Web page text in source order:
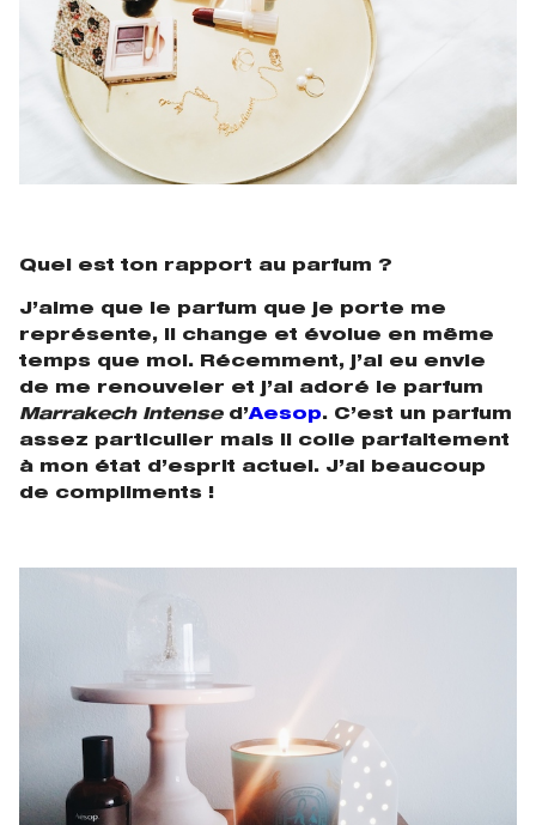
Quel est ton rapport au parfum ?
J’aime que le parfum que je porte me
représente, il change et évolue en même
temps que moi. Récemment, j’ai eu envie
de me renouveler et j’ai adoré le parfum
Marrakech Intense d’Aesop. C’est un parfum
assez particulier mais il colle parfaitement
à mon état d’esprit actuel. J’ai beaucoup
de compliments !